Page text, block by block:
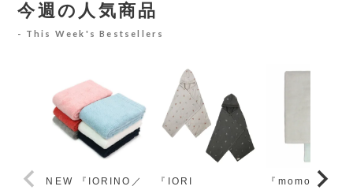
今週の人気商品
This Week's Bestsellers
NEW 『IORINO／
『IORI
『momo-モモ』